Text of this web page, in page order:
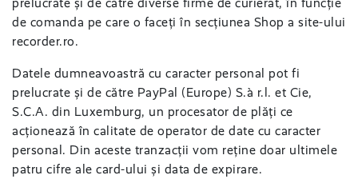
de comanda pe care o faceți în secțiunea Shop a site-ului
recorder.ro.
Datele dumneavoastră cu caracter personal pot fi
prelucrate și de către PayPal (Europe) S.à r.l. et Cie,
S.C.A. din Luxemburg, un procesator de plăți ce
acționează în calitate de operator de date cu caracter
personal. Din aceste tranzacții vom reține doar ultimele
patru cifre ale card-ului și data de expirare.